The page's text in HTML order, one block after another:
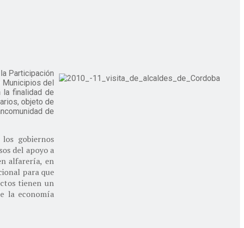
Participación
Municipios del
la finalidad de
objeto de
de
gobiernos
del apoyo a
alfarería, en
para que
tienen un
la economía